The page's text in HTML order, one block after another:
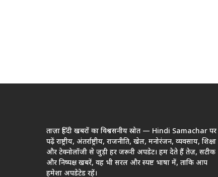
ताज़ा हिंदी खबरों का विश्वसनीय स्रोत — Hindi Samachar पर
पढ़ें राष्ट्रीय, अंतर्राष्ट्रीय, राजनीति, खेल, मनोरंजन, व्यवसाय, शिक्षा
और टेक्नोलॉजी से जुड़ी हर जरूरी अपडेट। हम देते हैं तेज़, सटीक
और निष्पक्ष खबरें, वह भी सरल और स्पष्ट भाषा में, ताकि आप
हमेशा अपडेटेड रहें।